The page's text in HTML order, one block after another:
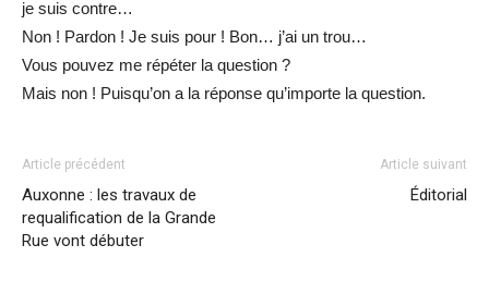
je suis contre…
Non ! Pardon ! Je suis pour ! Bon… j’ai un trou…
Vous pouvez me répéter la question ?
Mais non ! Puisqu’on a la réponse qu’importe la question.
Article précédent
Auxonne : les travaux de
requalification de la Grande
Rue vont débuter
Article suivant
Éditorial